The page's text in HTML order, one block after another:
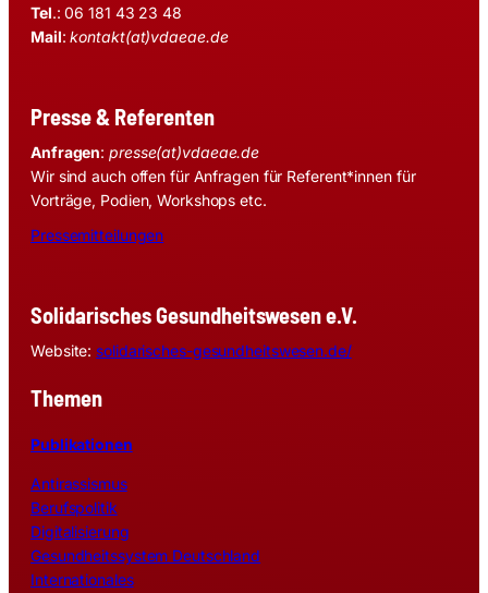
Tel.: 06 181 43 23 48
Mail:kontakt(at)vdaeae.de
Presse & Referenten
Anfragen:presse(at)vdaeae.de
Wir sind auch offen für Anfragen für Referent*innen für
Vorträge, Podien, Workshops etc.
Pressemitteilungen
Solidarisches Gesundheitswesen e.V.
Website: solidarisches-gesundheitswesen.de/
Themen
Publikationen
Antirassismus
Berufspolitik
Digitalisierung
Gesundheitssystem Deutschland
Internationales